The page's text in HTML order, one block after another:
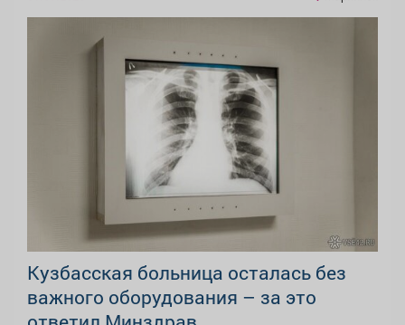
Кузбасская больница осталась без
важного оборудования – за это